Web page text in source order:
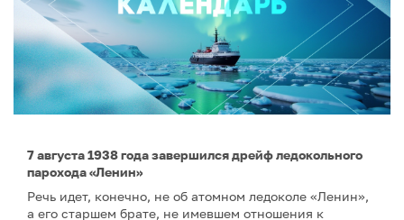
7 августа 1938 года завершился дрейф ледокольного
парохода «Ленин»
Речь идет, конечно, не об атомном ледоколе «Ленин»,
а его старшем брате, не имевшем отношения к